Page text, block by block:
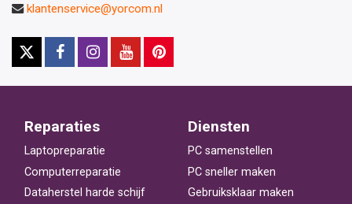
klantenservice@yorcom.nl
Reparaties
Laptopreparatie
Computerreparatie
Dataherstel harde schijf
Diensten
PC samenstellen
PC sneller maken
Gebruiksklaar maken